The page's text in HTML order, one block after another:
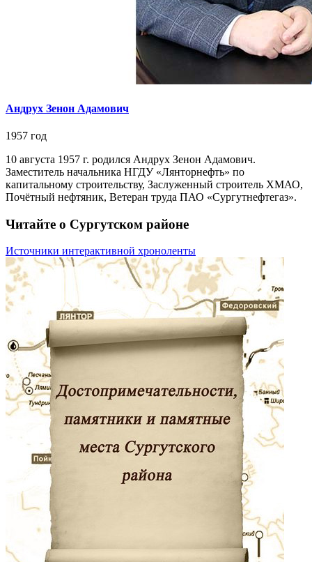
Андрух Зенон Адамович
1957 год
10 августа 1957 г. родился Андрух Зенон Адамович.
Заместитель начальника НГДУ «Лянторнефть» по
капитальному строительству, Заслуженный строитель ХМАО,
Почётный нефтяник, Ветеран труда ПАО «Сургутнефтегаз».
Читайте о Сургутском районе
Источники интерактивной хроноленты